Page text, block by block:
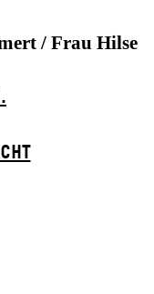
/ Frau Hilse